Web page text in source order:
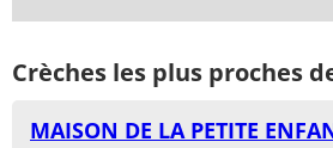
Crèches les plus proches
MAISON DE LA PETITE